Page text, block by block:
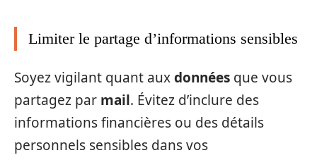
Limiter le partage d’informations sensibles
Soyez vigilant quant auxdonnées que vous
partagez par mail. Évitez d’inclure des
informations financières ou des détails
personnels sensibles dans vos